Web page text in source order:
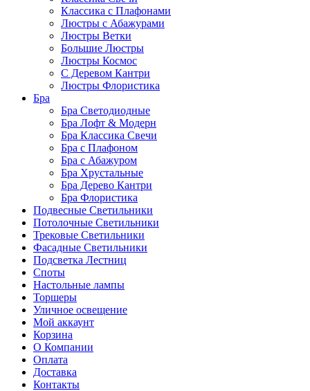
Классика с Плафонами
Люстры с Абажурами
Люстры Ветки
Большие Люстры
Люстры Космос
С Деревом Кантри
Люстры Флористика
Бра
Бра Светодиодные
Бра Лофт & Модерн
Бра Классика Свечи
Бра с Плафоном
Бра с Абажуром
Бра Хрустальные
Бра Дерево Кантри
Бра Флористика
Подвесные Светильники
Потолочные Светильники
Трековые Светильники
Фасадные Светильники
Подсветка Лестниц
Споты
Настольные лампы
Торшеры
Уличное освещение
Мой аккаунт
Корзина
О Компании
Оплата
Доставка
Контакты